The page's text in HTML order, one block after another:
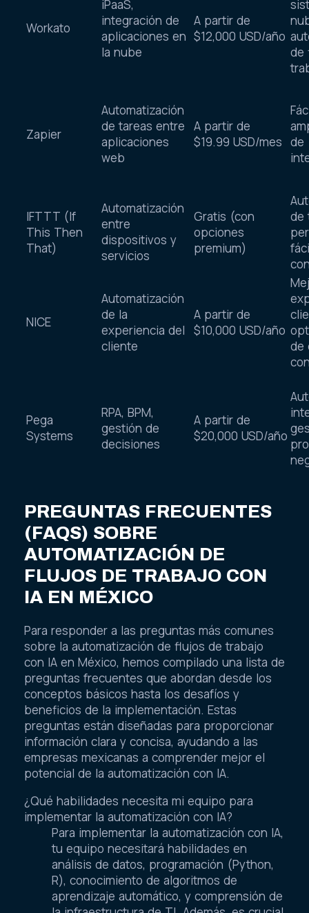
Workato
iPaaS,
integración de
aplicaciones en
la nube
A partir de
$12,000 USD/año
de
Zapier
Automatización
de tareas entre
aplicaciones
web
A partir de
$19.99 USD/mes de
IFTTT (If
This Then
That)
Automatización
entre
dispositivos y
servicios
Gratis (con
opciones
premium)
de
NICE
Automatización
de la
experiencia del
cliente
A partir de
$10,000 USD/año
de
Pega
Systems
RPA, BPM,
gestión de
decisiones
A partir de
$20,000 USD/año
PREGUNTAS FRECUENTES
(FAQS) SOBRE
AUTOMATIZACIÓN DE
FLUJOS DE TRABAJO CON
IA EN MÉXICO
Para responder a las preguntas más comunes
sobre la automatización de flujos de trabajo
con IA en México, hemos compilado una lista de
preguntas frecuentes que abordan desde los
conceptos básicos hasta los desafíos y
beneficios de la implementación. Estas
preguntas están diseñadas para proporcionar
información clara y concisa, ayudando a las
empresas mexicanas a comprender mejor el
potencial de la automatización con IA.
¿Qué habilidades necesita mi equipo para
implementar la automatización con IA?
Para implementar la automatización con IA,
tu equipo necesitará habilidades en
análisis de datos, programación (Python,
R), conocimiento de algoritmos de
aprendizaje automático, y comprensión de